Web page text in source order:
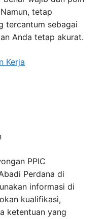
tetap
tercantum sebagai
Anda tetap akurat.
Kerja
PPIC
Perdana di
informasi di
kualifikasi,
ketentuan yang